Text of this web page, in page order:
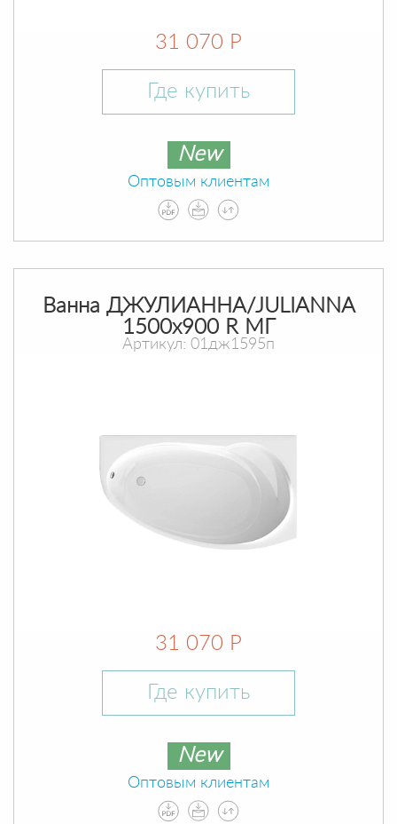
31 070 Р
Где купить
New
Оптовым клиентам
Ванна ДЖУЛИАННА/JULIANNA
1500х900 R МГ
Артикул: 01дж1595п
31 070 Р
Где купить
New
Оптовым клиентам